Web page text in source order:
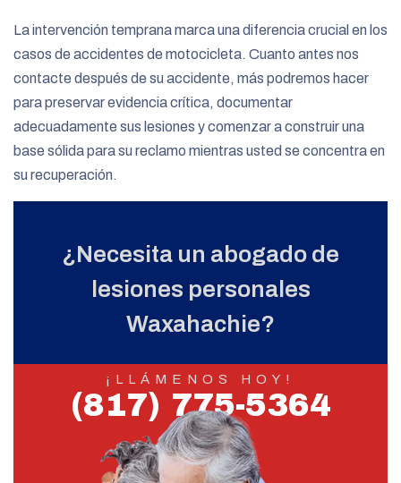
La intervención temprana marca una diferencia crucial en los
casos de accidentes de motocicleta. Cuanto antes nos
contacte después de su accidente, más podremos hacer
para preservar evidencia crítica, documentar
adecuadamente sus lesiones y comenzar a construir una
base sólida para su reclamo mientras usted se concentra en
su recuperación.
¿Necesita un abogado de
lesiones personales
Waxahachie?
¡LLÁMENOS HOY!
(817) 775-5364